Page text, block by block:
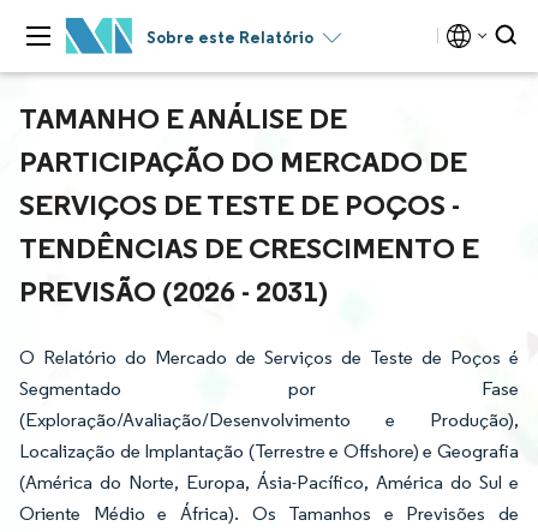
Sobre este Relatório
TAMANHO E ANÁLISE DE
PARTICIPAÇÃO DO MERCADO DE
SERVIÇOS DE TESTE DE POÇOS -
TENDÊNCIAS DE CRESCIMENTO E
PREVISÃO (2026 - 2031)
O Relatório do Mercado de Serviços de Teste de Poços é
Segmentado por Fase
(Exploração/Avaliação/Desenvolvimento e Produção),
Localização de Implantação (Terrestre e Offshore) e Geografia
(América do Norte, Europa, Ásia-Pacífico, América do Sul e
Oriente Médio e África). Os Tamanhos e Previsões de